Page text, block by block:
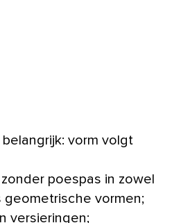
vorm volgt
poespas in zowel
geometrische vormen;
versieringen;